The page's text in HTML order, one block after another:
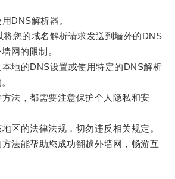
DNS解析器。
您的域名解析请求发送到墙外的DNS
网的限制。
的DNS设置或使用特定的DNS解析
，都需要注意保护个人隐私和安
的法律法规，切勿违反相关规定。
能帮助您成功翻越外墙网，畅游互